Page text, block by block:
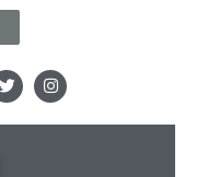
T
w
i
t
I
n
s
t